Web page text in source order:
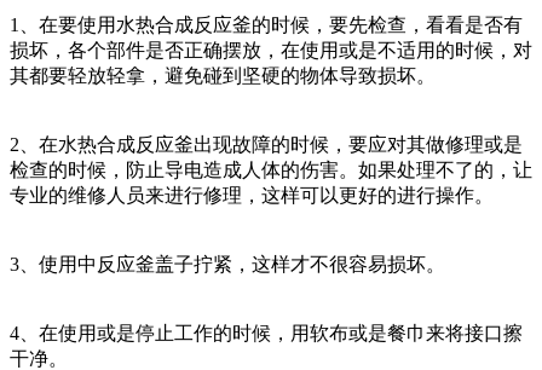
1、在要使用水热合成反应釜的时候，要先检查，看看是否有
损坏，各个部件是否正确摆放，在使用或是不适用的时候，对
其都要轻放轻拿，避免碰到坚硬的物体导致损坏。
2、在水热合成反应釜出现故障的时候，要应对其做修理或是
检查的时候，防止导电造成人体的伤害。如果处理不了的，让
专业的维修人员来进行修理，这样可以更好的进行操作。
3、使用中反应釜盖子拧紧，这样才不很容易损坏。
4、在使用或是停止工作的时候，用软布或是餐巾来将接口擦
干净。